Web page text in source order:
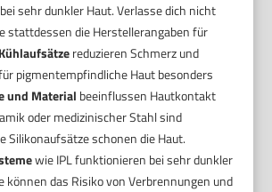
sehr dunkler Haut. Verlasse dich nicht
stattdessen die Herstellerangaben für
Kühlaufsätzereduzieren Schmerz und
pigmentempfindliche Haut besonders
und Material beeinflussen Hautkontakt
oder medizinischer Stahl sind
Silikonaufsätze schonen die Haut.
wie IPL funktionieren bei sehr dunkler
können das Risiko von Verbrennungen und